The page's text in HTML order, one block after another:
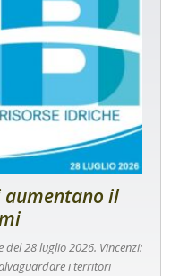
il
del 28 luglio 2026. Vincenzi:
i territori